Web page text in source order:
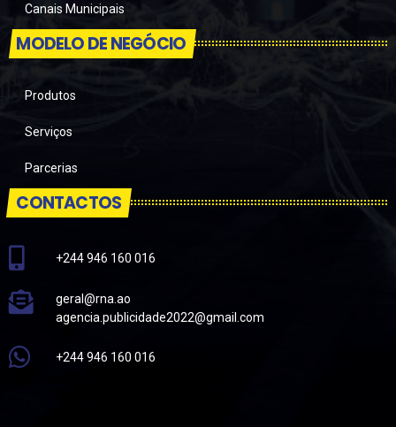
Canais Municipais
MODELO DE NEGÓCIO
Produtos
Serviços
Parcerias
CONTACTOS
+244 946 160 016
geral@rna.ao
agencia.publicidade2022@gmail.com
+244 946 160 016